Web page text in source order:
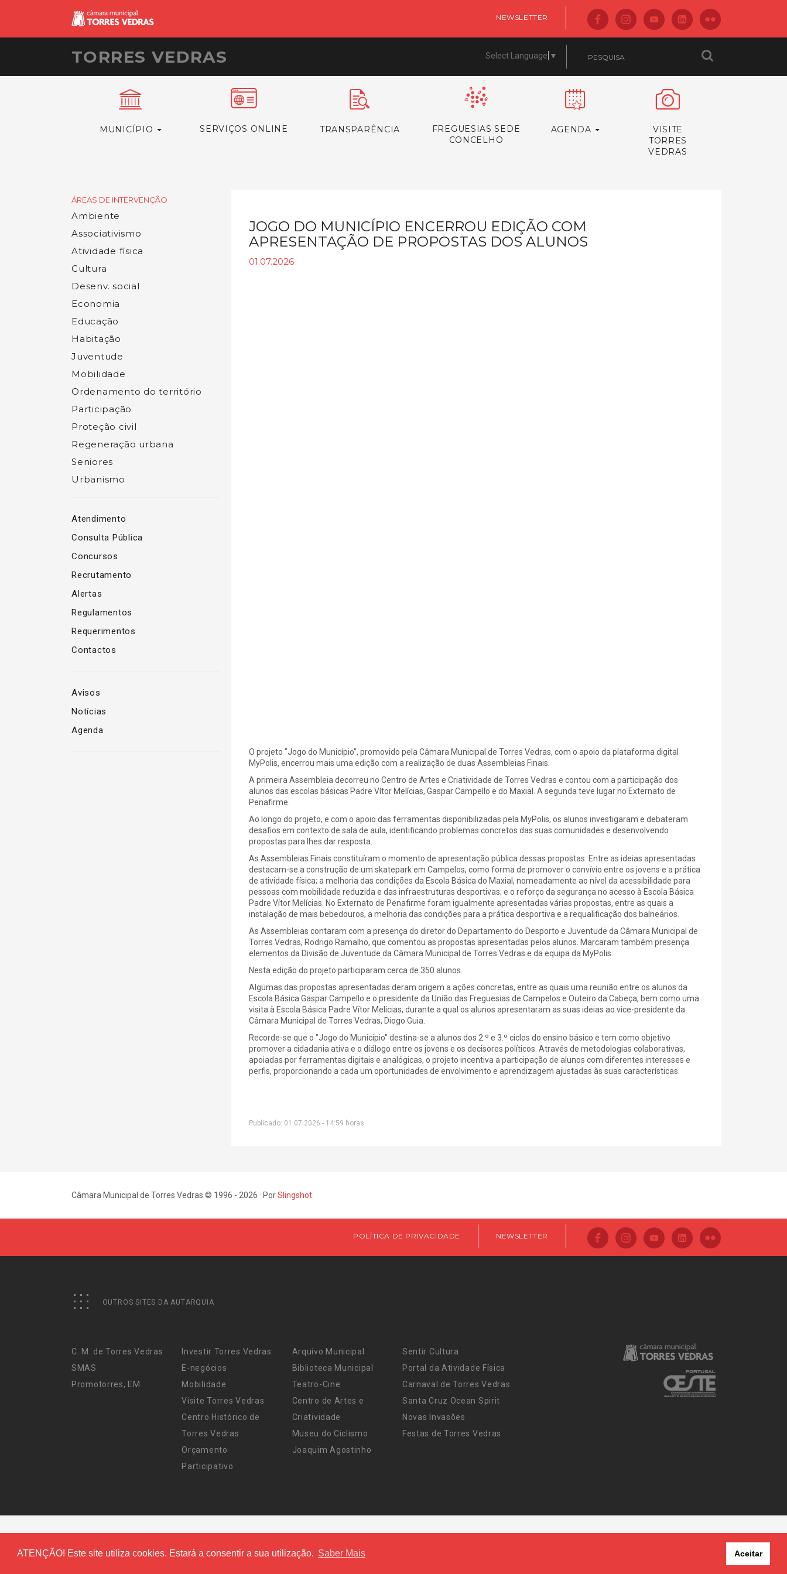
ATENÇÃO! Este site utiliza cookies. Estará a consentir a sua utilização. Saber Mais Aceitar
NEWSLETTER
TORRES VEDRAS Select Language ▼
MUNICÍPIO SERVIÇOS ONLINE TRANSPARÊNCIA
FREGUESIAS SEDE
CONCELHO
AGENDA
VISITE
TORRES
VEDRAS
ÁREAS DE INTERVENÇÃO
Ambiente
Associativismo
Atividade física
Cultura
Desenv. social
Economia
Educação
Habitação
Juventude
Mobilidade
Ordenamento do território
Participação
Proteção civil
Regeneração urbana
Seniores
Urbanismo
Atendimento
Consulta Pública
Concursos
Recrutamento
Alertas
Regulamentos
Requerimentos
Contactos
Avisos
Notícias
Agenda
JOGO DO MUNICÍPIO ENCERROU EDIÇÃO COM
APRESENTAÇÃO DE PROPOSTAS DOS ALUNOS
01.07.2026
O projeto "Jogo do Município", promovido pela Câmara Municipal de Torres Vedras, com o apoio da plataforma digital
MyPolis, encerrou mais uma edição com a realização de duas Assembleias Finais.
A primeira Assembleia decorreu no Centro de Artes e Criatividade de Torres Vedras e contou com a participação dos
alunos das escolas básicas Padre Vítor Melícias, Gaspar Campello e do Maxial. A segunda teve lugar no Externato de
Penafirme.
Ao longo do projeto, e com o apoio das ferramentas disponibilizadas pela MyPolis, os alunos investigaram e debateram
desafios em contexto de sala de aula, identificando problemas concretos das suas comunidades e desenvolvendo
propostas para lhes dar resposta.
As Assembleias Finais constituíram o momento de apresentação pública dessas propostas. Entre as ideias apresentadas
destacam-se a construção de um skatepark em Campelos, como forma de promover o convívio entre os jovens e a prática
de atividade física; a melhoria das condições da Escola Básica do Maxial, nomeadamente ao nível da acessibilidade para
pessoas com mobilidade reduzida e das infraestruturas desportivas; e o reforço da segurança no acesso à Escola Básica
Padre Vítor Melícias. No Externato de Penafirme foram igualmente apresentadas várias propostas, entre as quais a
instalação de mais bebedouros, a melhoria das condições para a prática desportiva e a requalificação dos balneários.
As Assembleias contaram com a presença do diretor do Departamento do Desporto e Juventude da Câmara Municipal de
Torres Vedras, Rodrigo Ramalho, que comentou as propostas apresentadas pelos alunos. Marcaram também presença
elementos da Divisão de Juventude da Câmara Municipal de Torres Vedras e da equipa da MyPolis.
Nesta edição do projeto participaram cerca de 350 alunos.
Algumas das propostas apresentadas deram origem a ações concretas, entre as quais uma reunião entre os alunos da
Escola Básica Gaspar Campello e o presidente da União das Freguesias de Campelos e Outeiro da Cabeça, bem como uma
visita à Escola Básica Padre Vítor Melícias, durante a qual os alunos apresentaram as suas ideias ao vice-presidente da
Câmara Municipal de Torres Vedras, Diogo Guia.
Recorde-se que o "Jogo do Município" destina-se a alunos dos 2.º e 3.º ciclos do ensino básico e tem como objetivo
promover a cidadania ativa e o diálogo entre os jovens e os decisores políticos. Através de metodologias colaborativas,
apoiadas por ferramentas digitais e analógicas, o projeto incentiva a participação de alunos com diferentes interesses e
perfis, proporcionando a cada um oportunidades de envolvimento e aprendizagem ajustadas às suas características.
Publicado: 01.07.2026 - 14:59 horas
Câmara Municipal de Torres Vedras © 1996 - 2026 · PorSlingshot
POLÍTICA DE PRIVACIDADE NEWSLETTER
OUTROS SITES DA AUTARQUIA
C. M. de Torres Vedras
SMAS
Promotorres, EM
Investir Torres Vedras
E-negócios
Mobilidade
Visite Torres Vedras
Centro Histórico de
Torres Vedras
Orçamento
Participativo
Arquivo Municipal
Biblioteca Municipal
Teatro-Cine
Centro de Artes e
Criatividade
Museu do Ciclismo
Joaquim Agostinho
Sentir Cultura
Portal da Atividade Física
Carnaval de Torres Vedras
Santa Cruz Ocean Spirit
Novas Invasões
Festas de Torres Vedras